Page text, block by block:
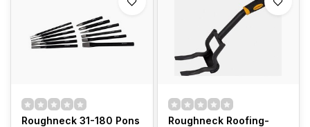
Roughneck 31-180 Pons
Roughneck Roofing-